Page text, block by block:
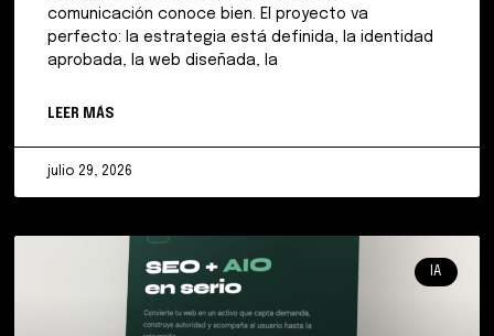
comunicación conoce bien. El proyecto va
perfecto: la estrategia está definida, la identidad
aprobada, la web diseñada, la
LEER MÁS
julio 29, 2026
IA